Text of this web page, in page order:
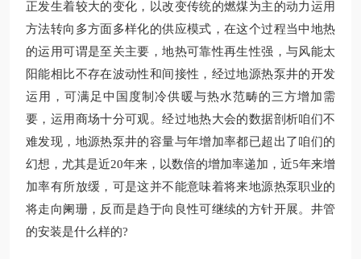
正发生着较大的变化，以改变传统的燃煤为主的动力运用
方法转向多方面多样化的供应模式，在这个过程当中地热
的运用可谓是至关主要，地热可靠性再生性强，与风能太
阳能相比不存在波动性和间接性，经过地源热泵井的开发
运用，可满足中国度制冷供暖与热水范畴的三方增加需
要，运用商场十分可观。经过地热大会的数据剖析咱们不
难发现，地源热泵井的容量与年增加率都已超出了咱们的
幻想，尤其是近20年来，以数倍的增加率递加，近5年来增
加率有所放缓，可是这并不能意味着将来地源热泵职业的
将走向阑珊，反而是趋于向良性可继续的方针开展。井管
的安装是什么样的?